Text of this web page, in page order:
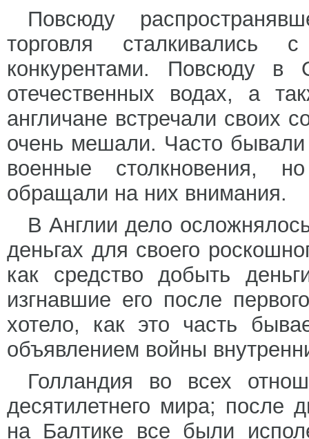
Повсюду
торговля сталкивались
конкурентами. Повсюду
отечественных водах, а
англичане встречали своих
очень мешали. Часто
военные столкновения,
обращали на них внимания.
В Англии дело
деньгах для своего
как средство добыть
изгнавшие его после
хотело, как это часть
объявлением войны
Голландия во всех
десятилетнего мира; после
на Балтике все были